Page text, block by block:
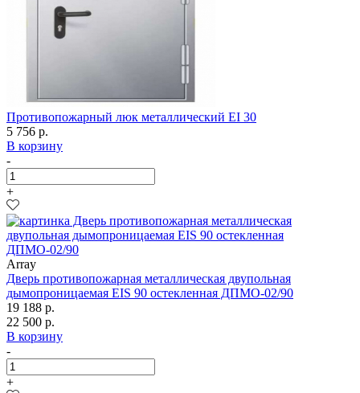
Противопожарный люк металлический EI 30
5 756 р.
В корзину
-
+
Array
Дверь противопожарная металлическая двупольная
дымопроницаемая EIS 90 остекленная ДПМО-02/90
19 188 р.
22 500 р.
В корзину
-
+